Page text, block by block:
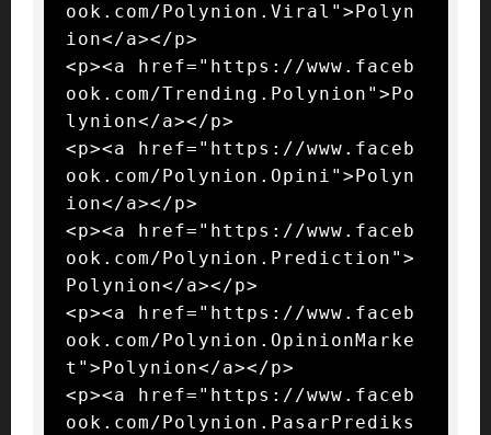
ook.com/Polynion.Viral">Polyn
ion</a></p>
<p><a href="https://www.faceb
ook.com/Trending.Polynion">Po
lynion</a></p>
<p><a href="https://www.faceb
ook.com/Polynion.Opini">Polyn
ion</a></p>
<p><a href="https://www.faceb
ook.com/Polynion.Prediction">
Polynion</a></p>
<p><a href="https://www.faceb
ook.com/Polynion.OpinionMarke
t">Polynion</a></p>
<p><a href="https://www.faceb
ook.com/Polynion.PasarPrediks